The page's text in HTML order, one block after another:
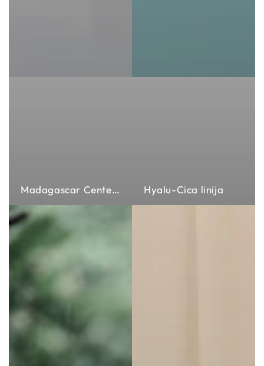
Madagascar Centella linija Hyalu-Cica linija